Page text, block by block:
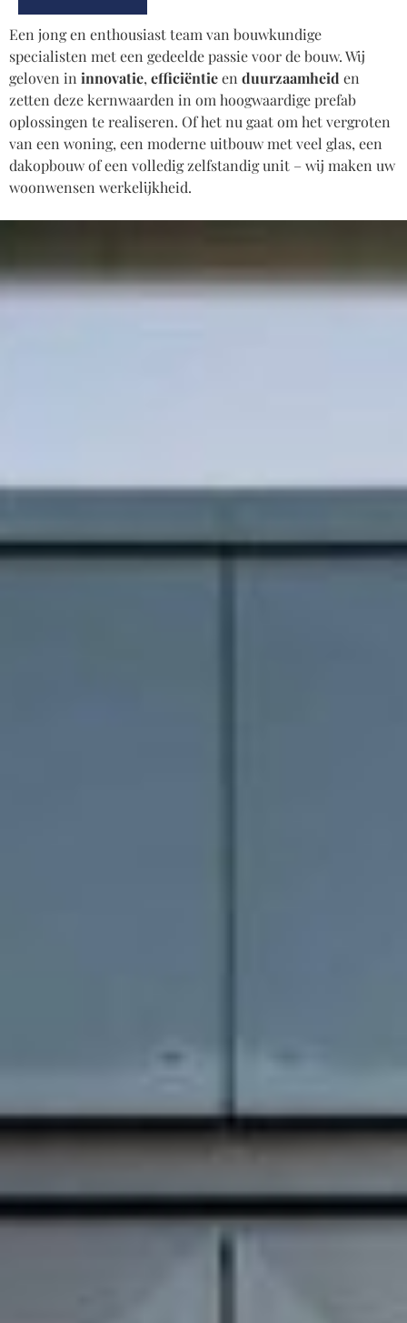
Een jong en enthousiast team van bouwkundige
specialisten met een gedeelde passie voor de bouw. Wij
geloven in innovatie, efficiëntieen duurzaamheid en
zetten deze kernwaarden in om hoogwaardige prefab
oplossingen te realiseren. Of het nu gaat om het vergroten
van een woning, een moderne uitbouw met veel glas, een
dakopbouw of een volledig zelfstandig unit – wij maken uw
woonwensen werkelijkheid.